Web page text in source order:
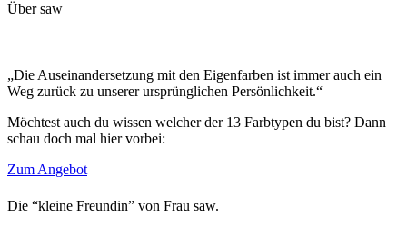
Über saw
„Die Auseinandersetzung mit den Eigenfarben ist immer auch ein
Weg zurück zu unserer ursprünglichen Persönlichkeit.“
Möchtest auch du wissen welcher der 13 Farbtypen du bist? Dann
schau doch mal hier vorbei:
Zum Angebot
Die “kleine Freundin” von Frau saw.